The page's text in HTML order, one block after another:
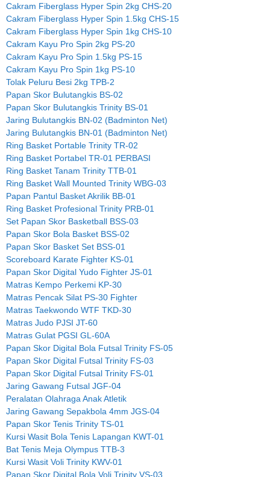
Cakram Fiberglass Hyper Spin 2kg CHS-20
Cakram Fiberglass Hyper Spin 1.5kg CHS-15
Cakram Fiberglass Hyper Spin 1kg CHS-10
Cakram Kayu Pro Spin 2kg PS-20
Cakram Kayu Pro Spin 1.5kg PS-15
Cakram Kayu Pro Spin 1kg PS-10
Tolak Peluru Besi 2kg TPB-2
Papan Skor Bulutangkis BS-02
Papan Skor Bulutangkis Trinity BS-01
Jaring Bulutangkis BN-02 (Badminton Net)
Jaring Bulutangkis BN-01 (Badminton Net)
Ring Basket Portable Trinity TR-02
Ring Basket Portabel TR-01 PERBASI
Ring Basket Tanam Trinity TTB-01
Ring Basket Wall Mounted Trinity WBG-03
Papan Pantul Basket Akrilik BB-01
Ring Basket Profesional Trinity PRB-01
Set Papan Skor Basketball BSS-03
Papan Skor Bola Basket BSS-02
Papan Skor Basket Set BSS-01
Scoreboard Karate Fighter KS-01
Papan Skor Digital Yudo Fighter JS-01
Matras Kempo Perkemi KP-30
Matras Pencak Silat PS-30 Fighter
Matras Taekwondo WTF TKD-30
Matras Judo PJSI JT-60
Matras Gulat PGSI GL-60A
Papan Skor Digital Bola Futsal Trinity FS-05
Papan Skor Digital Futsal Trinity FS-03
Papan Skor Digital Futsal Trinity FS-01
Jaring Gawang Futsal JGF-04
Peralatan Olahraga Anak Atletik
Jaring Gawang Sepakbola 4mm JGS-04
Papan Skor Tenis Trinity TS-01
Kursi Wasit Bola Tenis Lapangan KWT-01
Bat Tenis Meja Olympus TTB-3
Kursi Wasit Voli Trinity KWV-01
Papan Skor Digital Bola Voli Trinity VS-03